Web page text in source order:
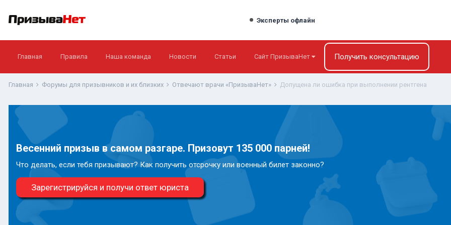
Эксперты офлайн
Главная Правила Наша команда Новости Статьи Сайт ПризываНет Получить консультацию
Главная Форумы для призывников и их близких Отвечают врачи «ПризываНет» Допущена ли ошибка при выполнении рентгена
Весенний призыв в самом разгаре. Призовут 135 000 парней!
Что делать, если тебя призывают? Как получить отсрочку или военный билет законно?
Зарегистрируйся и получи ответ юриста